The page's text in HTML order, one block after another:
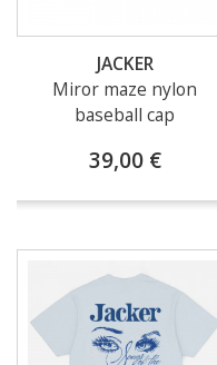
JACKER
Miror maze nylon
baseball cap
39,00 €